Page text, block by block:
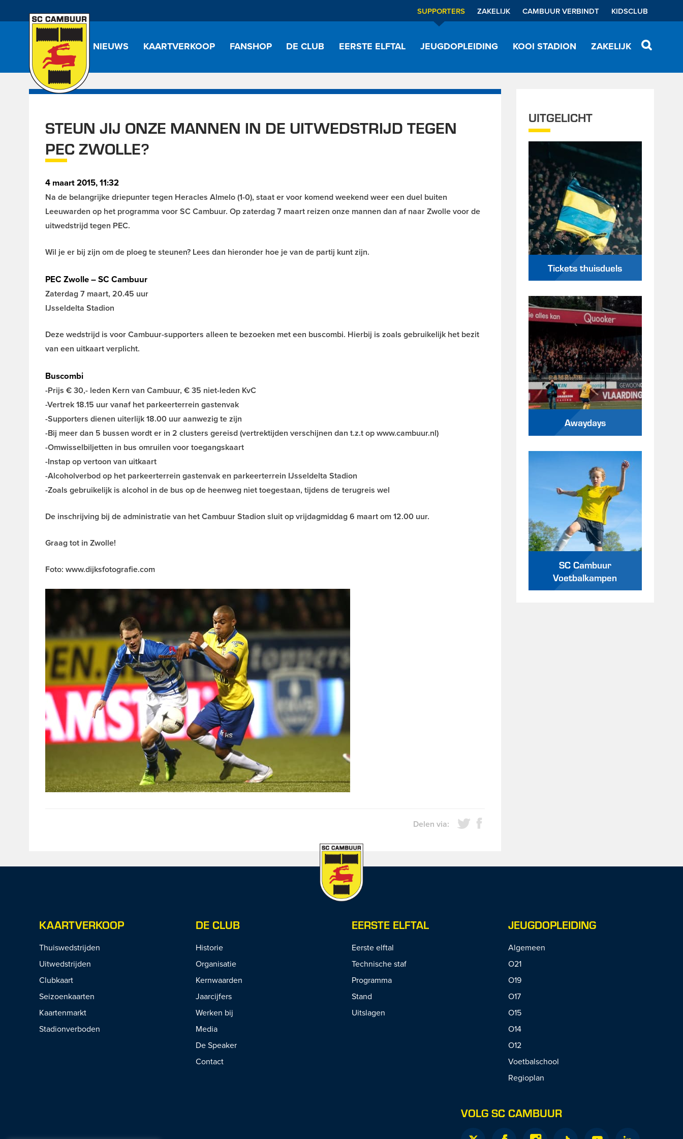
SUPPORTERS ZAKELIJK CAMBUUR VERBINDT KIDSCLUB
NIEUWS KAARTVERKOOP FANSHOP DE CLUB EERSTE ELFTAL JEUGDOPLEIDING KOOI STADION ZAKELIJK
STEUN JIJ ONZE MANNEN IN DE UITWEDSTRIJD TEGEN
PEC ZWOLLE?
4 maart 2015, 11:32
Na de belangrijke driepunter tegen Heracles Almelo (1-0), staat er voor komend weekend weer een duel buiten
Leeuwarden op het programma voor SC Cambuur. Op zaterdag 7 maart reizen onze mannen dan af naar Zwolle voor de
uitwedstrijd tegen PEC.
Wil je er bij zijn om de ploeg te steunen? Lees dan hieronder hoe je van de partij kunt zijn.
PEC Zwolle – SC Cambuur
Zaterdag 7 maart, 20.45 uur
IJsseldelta Stadion
Deze wedstrijd is voor Cambuur-supporters alleen te bezoeken met een buscombi. Hierbij is zoals gebruikelijk het bezit
van een uitkaart verplicht.
Buscombi
-Prijs € 30,- leden Kern van Cambuur, € 35 niet-leden KvC
-Vertrek 18.15 uur vanaf het parkeerterrein gastenvak
-Supporters dienen uiterlijk 18.00 uur aanwezig te zijn
-Bij meer dan 5 bussen wordt er in 2 clusters gereisd (vertrektijden verschijnen dan t.z.t op www.cambuur.nl)
-Omwisselbiljetten in bus omruilen voor toegangskaart
-Instap op vertoon van uitkaart
-Alcoholverbod op het parkeerterrein gastenvak en parkeerterrein IJsseldelta Stadion
-Zoals gebruikelijk is alcohol in de bus op de heenweg niet toegestaan, tijdens de terugreis wel
De inschrijving bij de administratie van het Cambuur Stadion sluit op vrijdagmiddag 6 maart om 12.00 uur.
Graag tot in Zwolle!
Foto: www.dijksfotografie.com
Delen via:
UITGELICHT
Tickets thuisduels
Awaydays
SC Cambuur
Voetbalkampen
KAARTVERKOOP
Thuiswedstrijden
Uitwedstrijden
Clubkaart
Seizoenkaarten
Kaartenmarkt
Stadionverboden
DE CLUB
Historie
Organisatie
Kernwaarden
Jaarcijfers
Werken bij
Media
De Speaker
Contact
EERSTE ELFTAL
Eerste elftal
Technische staf
Programma
Stand
Uitslagen
JEUGDOPLEIDING
Algemeen
O21
O19
O17
O15
O14
O12
Voetbalschool
Regioplan
VOLG SC CAMBUUR